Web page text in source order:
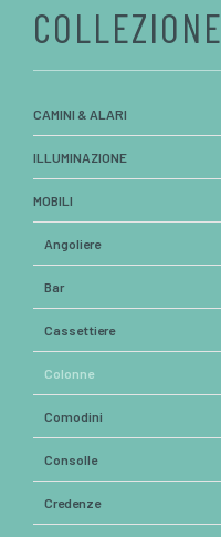
COLLEZIONE
CAMINI & ALARI
ILLUMINAZIONE
MOBILI
Angoliere
Bar
Cassettiere
Colonne
Comodini
Consolle
Credenze